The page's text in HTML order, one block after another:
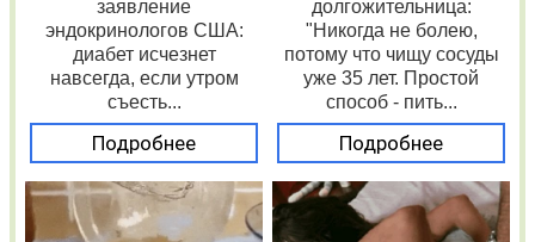
заявление
эндокринологов США:
диабет исчезнет
навсегда, если утром
съесть...
Подробнее
долгожительница:
"Никогда не болею,
потому что чищу сосуды
уже 35 лет. Простой
способ - пить...
Подробнее